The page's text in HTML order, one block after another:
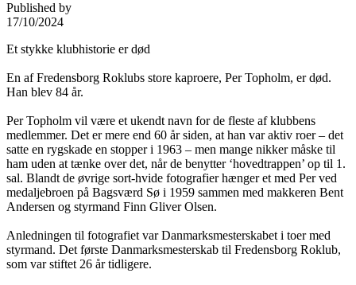
Published by
17/10/2024
Et stykke klubhistorie er død
En af Fredensborg Roklubs store kaproere, Per Topholm, er død.
Han blev 84 år.
Per Topholm vil være et ukendt navn for de fleste af klubbens
medlemmer. Det er mere end 60 år siden, at han var aktiv roer – det
satte en rygskade en stopper i 1963 – men mange nikker måske til
ham uden at tænke over det, når de benytter ‘hovedtrappen’ op til 1.
sal. Blandt de øvrige sort-hvide fotografier hænger et med Per ved
medaljebroen på Bagsværd Sø i 1959 sammen med makkeren Bent
Andersen og styrmand Finn Gliver Olsen.
Anledningen til fotografiet var Danmarksmesterskabet i toer med
styrmand. Det første Danmarksmesterskab til Fredensborg Roklub,
som var stiftet 26 år tidligere.